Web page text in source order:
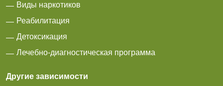
Виды наркотиков
Реабилитация
Детоксикация
Лечебно-диагностическая программа
Другие зависимости